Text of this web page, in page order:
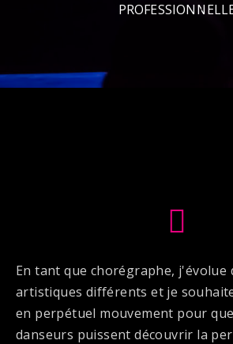
En tant que chorégraphe, j'évolue
artistiques différents et je
en perpétuel mouvement pour
danseurs puissent découvrir la